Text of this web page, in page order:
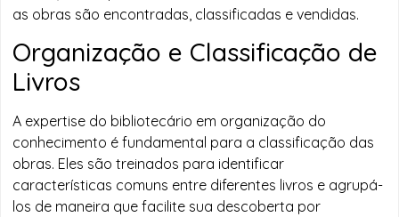
as obras são encontradas, classificadas e vendidas.
Organização e Classificação de
Livros
A expertise do bibliotecário em organização do
conhecimento é fundamental para a classificação das
obras. Eles são treinados para identificar
características comuns entre diferentes livros e agrupá-
los de maneira que facilite sua descoberta por